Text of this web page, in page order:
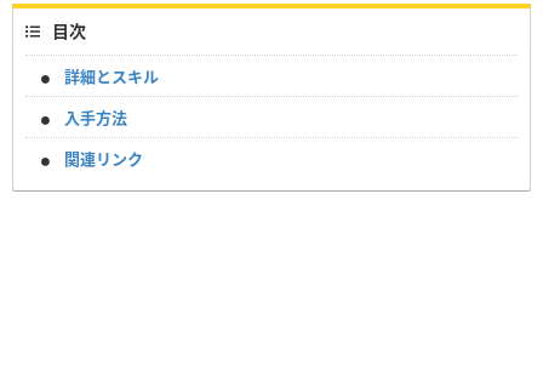
目次
詳細とスキル
入手方法
関連リンク